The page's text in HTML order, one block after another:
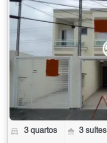
3 quartos 3 suítes